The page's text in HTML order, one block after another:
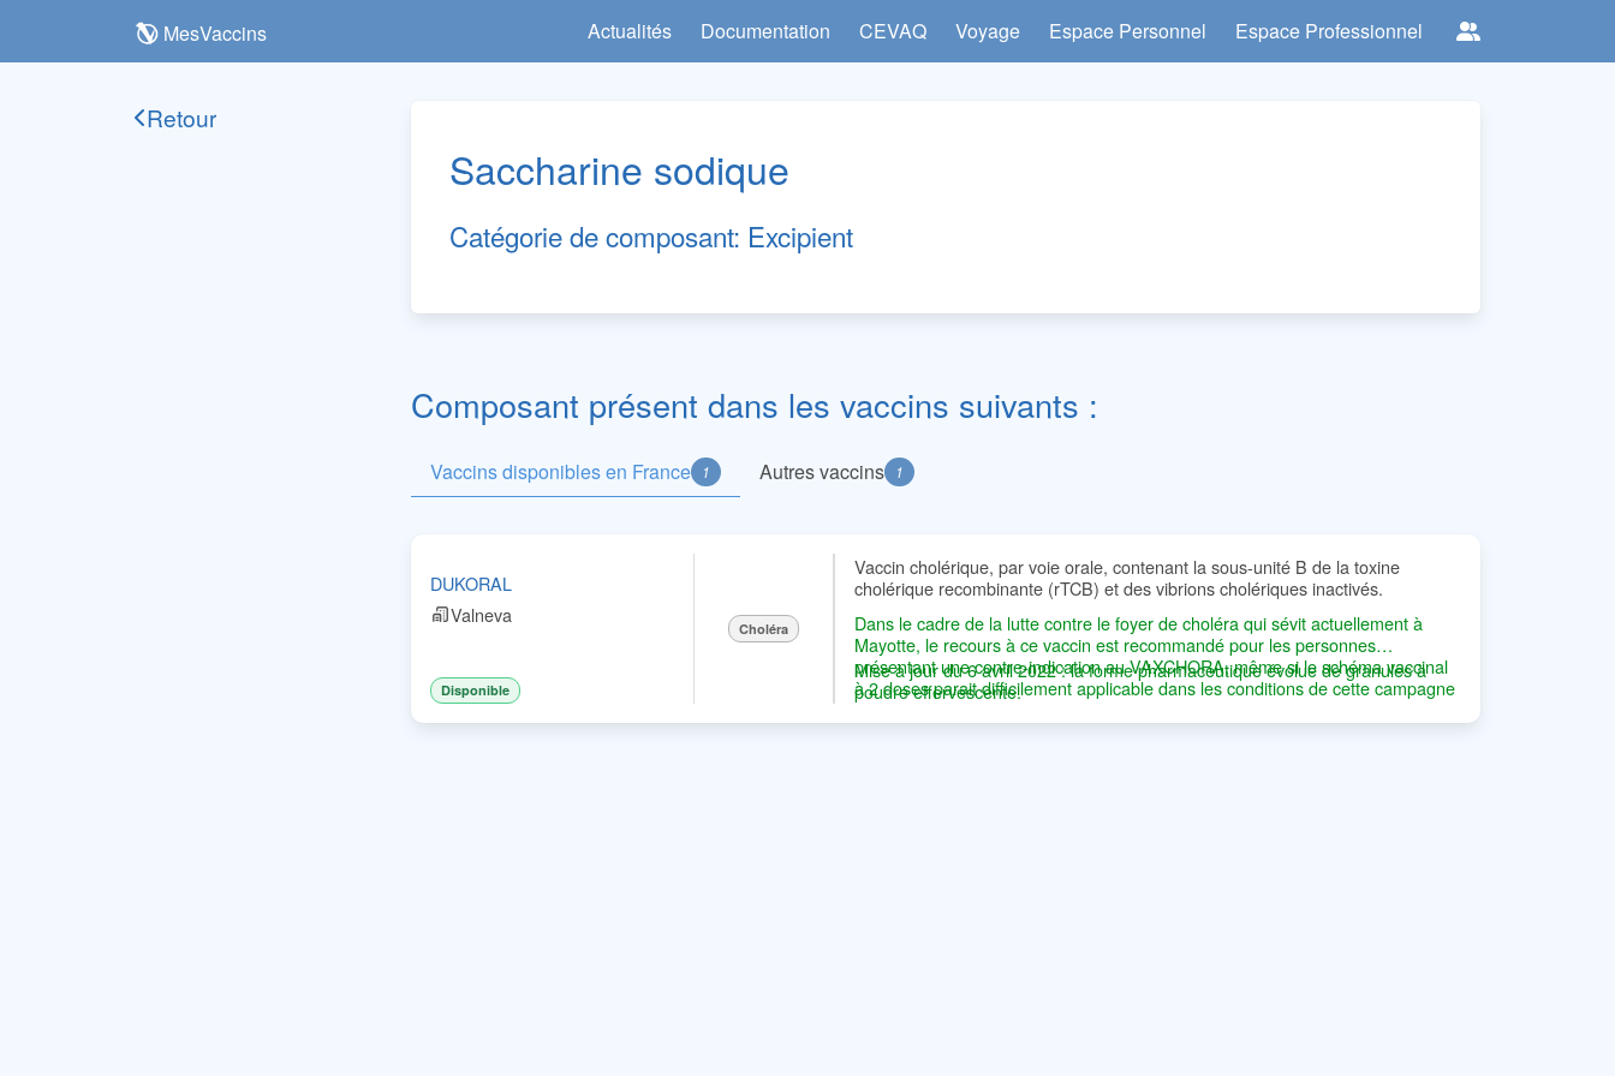
MesVaccins Actualités Documentation CEVAQ Voyage Espace Personnel Espace Professionnel
Retour
Saccharine sodique
Catégorie de composant: Excipient
Composant présent dans les vaccins suivants :
Vaccins disponibles en France 1 Autres vaccins 1
DUKORAL
Valneva
Disponible
Choléra
Vaccin cholérique, par voie orale, contenant la sous-unité B de la toxine
cholérique recombinante (rTCB) et des vibrions cholériques inactivés.
Dans le cadre de la lutte contre le foyer de choléra qui sévit actuellement à
Mayotte, le recours à ce vaccin est recommandé pour les personnes
présentant une contre-indication au VAXCHORA, même si le schéma vaccinal
à 2 doses parait difficilement applicable dans les conditions de cette campagne
(environ 15 % de patients probablement récusés du fait de contre-indications
au VAXCHORA ou de traitement antibiotique concomitant).
Mise à jour du 6 avril 2022 : la forme pharmaceutique évolue de granules à
poudre effervescente.